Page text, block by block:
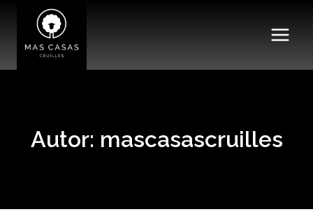
contingut
Autor: mascasascruilles